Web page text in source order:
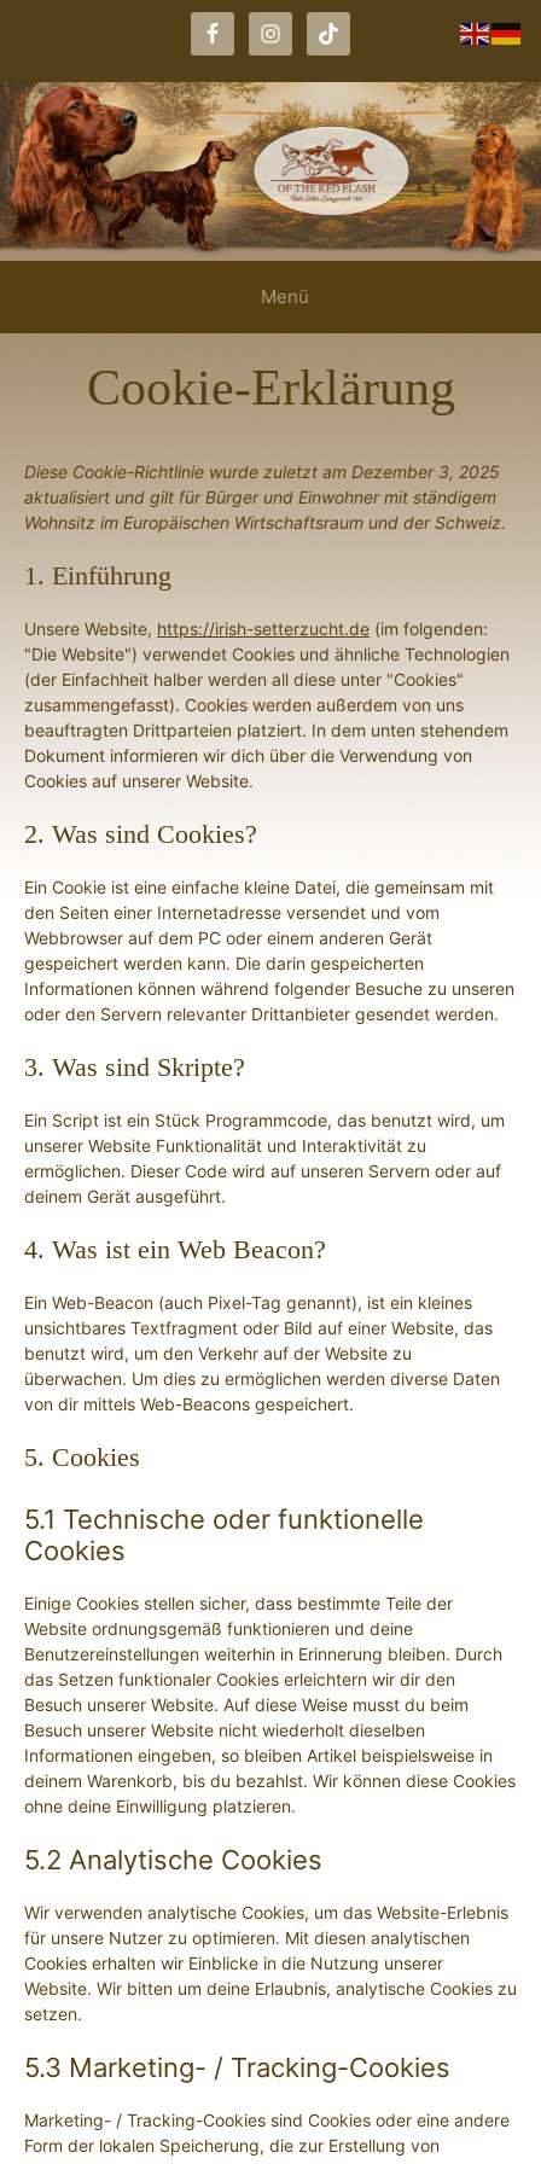
Menü
Cookie-Erklärung
Diese Cookie-Richtlinie wurde zuletzt am Dezember 3, 2025
aktualisiert und gilt für Bürger und Einwohner mit ständigem
Wohnsitz im Europäischen Wirtschaftsraum und der Schweiz.
1. Einführung
Unsere Website, https://irish-setterzucht.de (im folgenden:
"Die Website") verwendet Cookies und ähnliche Technologien
(der Einfachheit halber werden all diese unter "Cookies"
zusammengefasst). Cookies werden außerdem von uns
beauftragten Drittparteien platziert. In dem unten stehendem
Dokument informieren wir dich über die Verwendung von
Cookies auf unserer Website.
2. Was sind Cookies?
Ein Cookie ist eine einfache kleine Datei, die gemeinsam mit
den Seiten einer Internetadresse versendet und vom
Webbrowser auf dem PC oder einem anderen Gerät
gespeichert werden kann. Die darin gespeicherten
Informationen können während folgender Besuche zu unseren
oder den Servern relevanter Drittanbieter gesendet werden.
3. Was sind Skripte?
Ein Script ist ein Stück Programmcode, das benutzt wird, um
unserer Website Funktionalität und Interaktivität zu
ermöglichen. Dieser Code wird auf unseren Servern oder auf
deinem Gerät ausgeführt.
4. Was ist ein Web Beacon?
Ein Web-Beacon (auch Pixel-Tag genannt), ist ein kleines
unsichtbares Textfragment oder Bild auf einer Website, das
benutzt wird, um den Verkehr auf der Website zu
überwachen. Um dies zu ermöglichen werden diverse Daten
von dir mittels Web-Beacons gespeichert.
5. Cookies
5.1 Technische oder funktionelle
Cookies
Einige Cookies stellen sicher, dass bestimmte Teile der
Website ordnungsgemäß funktionieren und deine
Benutzereinstellungen weiterhin in Erinnerung bleiben. Durch
das Setzen funktionaler Cookies erleichtern wir dir den
Besuch unserer Website. Auf diese Weise musst du beim
Besuch unserer Website nicht wiederholt dieselben
Informationen eingeben, so bleiben Artikel beispielsweise in
deinem Warenkorb, bis du bezahlst. Wir können diese Cookies
ohne deine Einwilligung platzieren.
5.2 Analytische Cookies
Wir verwenden analytische Cookies, um das Website-Erlebnis
für unsere Nutzer zu optimieren. Mit diesen analytischen
Cookies erhalten wir Einblicke in die Nutzung unserer
Website. Wir bitten um deine Erlaubnis, analytische Cookies zu
setzen.
5.3 Marketing- / Tracking-Cookies
Marketing- / Tracking-Cookies sind Cookies oder eine andere
Form der lokalen Speicherung, die zur Erstellung von